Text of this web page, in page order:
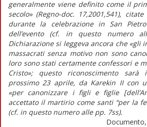
generalmente viene definito come il
secolo» (Regno-doc. 17,2001,541),
durante la celebrazione in San
dell’evento (cf. in questo numero
Dichiarazione si leggeva ancora che «gli
massacrati senza motivo non sono
loro sono stati certamente confessori e
Cristo»; questo riconoscimento sarà
prossimo 23 aprile, da Karekin II con
«per canonizzare i figli e figlie
accettato il martirio come santi “per la
(cf. in questo numero alle pp. 7ss).